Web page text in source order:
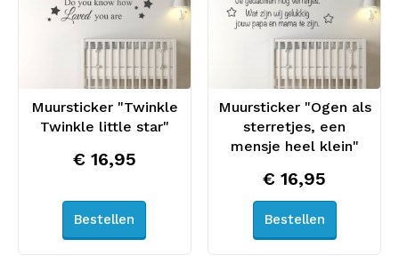
Muursticker "Twinkle
Twinkle little star"
€ 16,95
Bestellen
Muursticker "Ogen als
sterretjes, een
mensje heel klein"
€ 16,95
Bestellen